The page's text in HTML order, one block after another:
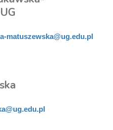
matuszewska@ug.edu.pl